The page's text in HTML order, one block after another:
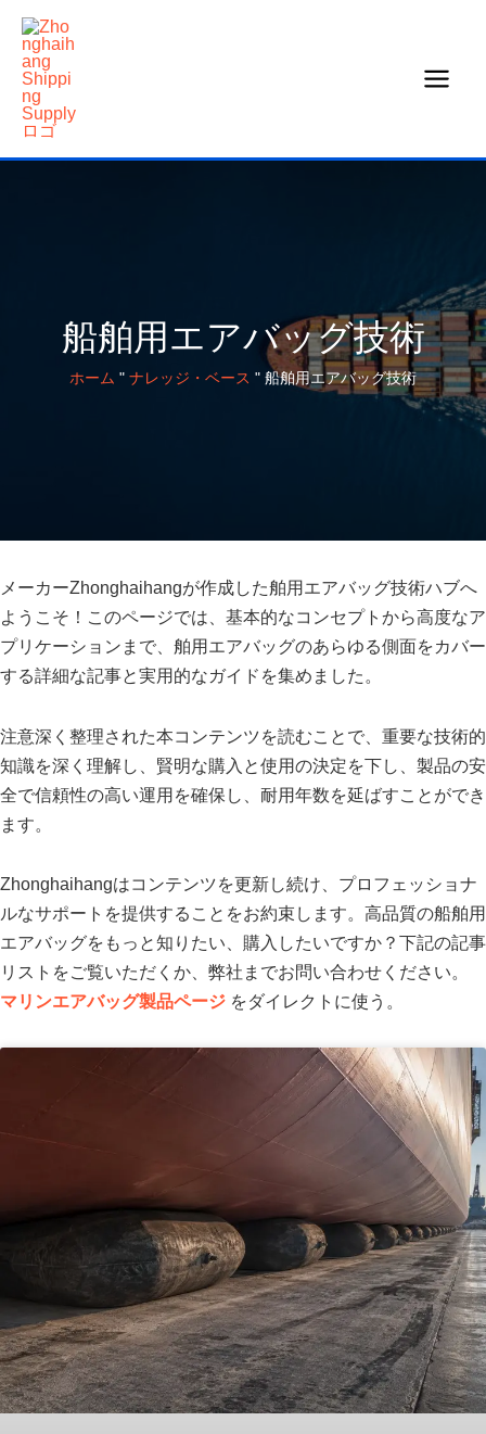
へ
船舶用エアバッグ技術
ホーム " ナレッジ・ベース " 船舶用エアバッグ技術
メーカーZhonghaihangが作成した舶用エアバッグ技術ハブへ
ようこそ！このページでは、基本的なコンセプトから高度なア
プリケーションまで、舶用エアバッグのあらゆる側面をカバー
する詳細な記事と実用的なガイドを集めました。
注意深く整理された本コンテンツを読むことで、重要な技術的
知識を深く理解し、賢明な購入と使用の決定を下し、製品の安
全で信頼性の高い運用を確保し、耐用年数を延ばすことができ
ます。
Zhonghaihangはコンテンツを更新し続け、プロフェッショナ
ルなサポートを提供することをお約束します。高品質の船舶用
エアバッグをもっと知りたい、購入したいですか？下記の記事
リストをご覧いただくか、弊社までお問い合わせください。
マリンエアバッグ製品ページ をダイレクトに使う。